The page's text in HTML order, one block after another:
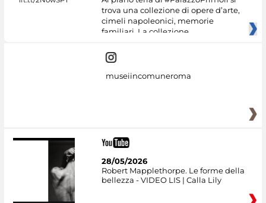
trova una collezione di opere d’arte,
cimeli napoleonici, memorie
familiari. La collezione
museiincomuneroma
28/05/2026
Robert Mapplethorpe. Le forme della
bellezza - VIDEO LIS | Calla Lily